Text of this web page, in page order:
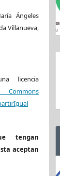
Ángeles
Villanueva,
licencia
tengan
aceptan